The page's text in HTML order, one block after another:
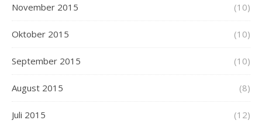
November 2015 (10)
Oktober 2015 (10)
September 2015 (10)
August 2015 (8)
Juli 2015 (12)